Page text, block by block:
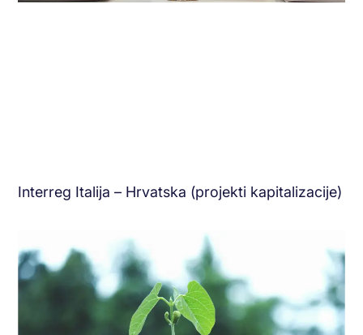
Interreg Italija – Hrvatska (projekti kapitalizacije)